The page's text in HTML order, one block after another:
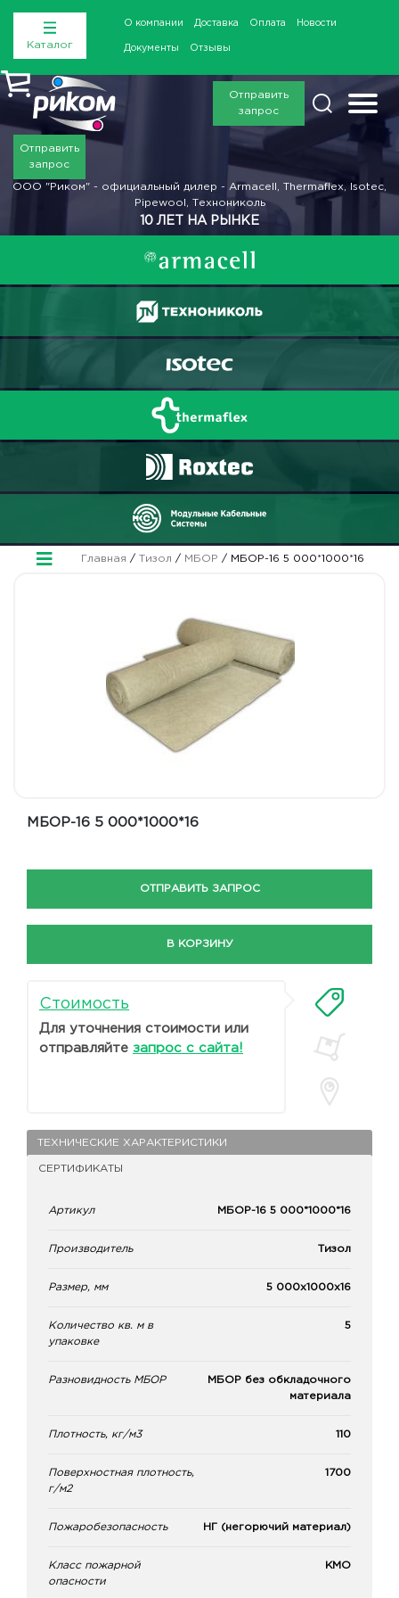
Каталог
О компании Доставка Оплата Новости
Документы Отзывы
Отправить
запрос
Отправить
запрос
ООО "Риком" - официальный дилер - Armacell, Thermaflex, Isotec,
Pipewool, Технониколь
10 ЛЕТ НА РЫНКЕ
Главная / Тизол / МБОР / МБОР-16 5 000*1000*16
МБОР-16 5 000*1000*16
ОТПРАВИТЬ ЗАПРОС
В КОРЗИНУ
Стоимость
Для уточнения стоимости или
отправляйте запрос с сайта!
ТЕХНИЧЕСКИЕ ХАРАКТЕРИСТИКИ
СЕРТИФИКАТЫ
Артикул МБОР-16 5 000*1000*16
Производитель Тизол
Размер, мм 5 000х1000х16
Количество кв. м в
упаковке
5
Разновидность МБОР
МБОР без обкладочного
материала
Плотность, кг/м3 110
Поверхностная плотность,
г/м2
1700
Пожаробезопасность НГ (негорючий материал)
Класс пожарной
опасности
КМО